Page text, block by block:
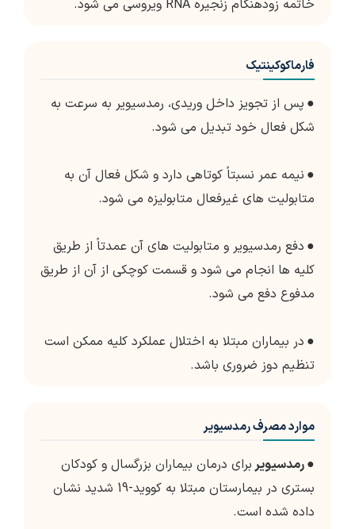
خاتمه زودهنگام زنجیره RNA ویروسی می شود.
فارماکوکینتیک
● پس از تجویز داخل وریدی، رمدسیویر به سرعت به
شکل فعال خود تبدیل می شود.
● نیمه عمر نسبتاً کوتاهی دارد و شکل فعال آن به
متابولیت های غیرفعال متابولیزه می شود.
● دفع رمدسیویر و متابولیت های آن عمدتاً از طریق
کلیه ها انجام می شود و قسمت کوچکی از آن از طریق
مدفوع دفع می شود.
● در بیماران مبتلا به اختلال عملکرد کلیه ممکن است
تنظیم دوز ضروری باشد.
موارد مصرف رمدسیویر
● رمدسیویربرای درمان بیماران بزرگسال و کودکان
بستری در بیمارستان مبتلا به کووید-19 شدید نشان
داده شده است.